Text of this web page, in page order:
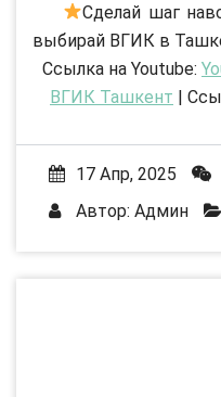
Сделай шаг
выбирай ВГИК в
Ссылка на Youtube:
ВГИК Ташкент |
17 Апр, 2025
Автор: Админ